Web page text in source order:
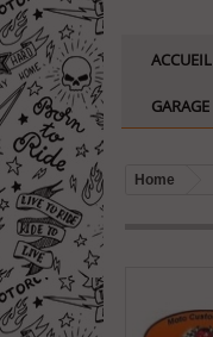
ACCUEIL
GARAGE
Home